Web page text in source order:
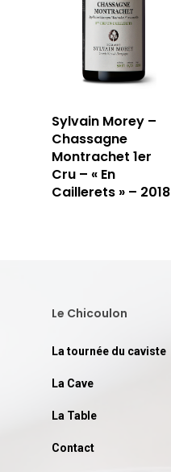
Sylvain Morey –
Chassagne
Montrachet 1er
Cru – « En
Caillerets » – 2018
Le Chicoulon
La tournée du caviste
La Cave
La Table
Contact